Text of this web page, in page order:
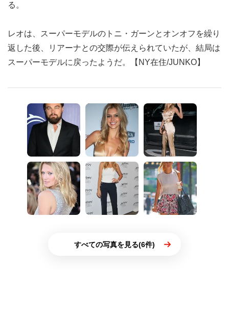
る。
レオは、スーパーモデルのトニ・ガーンとオンオフを繰り
返した後、リアーナとの交際が伝えられていたが、結局は
スーパーモデルに戻ったようだ。【NY在住/JUNKO】
すべての写真を見る(6件)